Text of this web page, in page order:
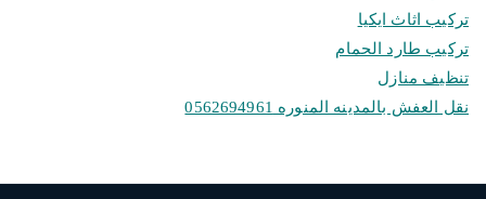
تركيب اثاث ايكيا
تركيب طارد الحمام
تنظيف منازل
نقل العفش بالمدينه المنوره 0562694961